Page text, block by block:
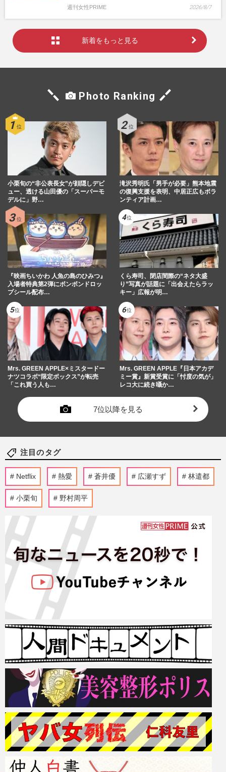
週刊女性PRIME 2026/8/7
新着をもっと見る
Photo Ranking
小栗旬の“非公表長女”が顔隠しデビ
ュー、透ける山田優の「スーパーモ
デルに」野…
滝沢秀明氏「男手が必要」熊本地震
の復興支援を表明、中居正広もボラ
ンティア計画…
『映画ちいかわ 人魚の島のひみつ』
入場者特典第2弾にボンボンドロッ
プシール配布…
くら寿司、閉店間際の“ネタ大盛
り”写真が話題に「出会えたらラッ
キー」広報が明…
Mrs. GREEN APPLE×ミスタードー
ナツコラボ“限定ボックス”が転売
「これ買う人も…
Mrs. GREEN APPLE『日本アカデ
ミー賞』新賞受賞に「忖度の気が」
レコ大に続き囁か…
7位以降を見る
注目のタグ
Netflix 熱愛 蒼井優 広瀬すず 林遣都
小栗旬 野村周平